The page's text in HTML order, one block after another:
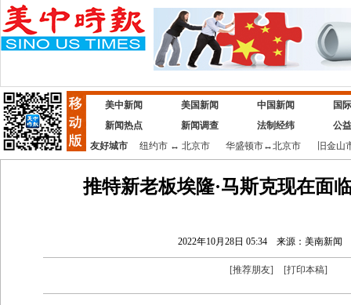
美中新闻 美国新闻 中国新闻
国
新闻热点
新闻调查 法制经纬
公
友好城市
纽约市↔ 北京市 华盛顿市↔北京市 旧金山
推特新老板埃隆·马斯克现在面
2022年10月28日 05:34 来源：美南新闻
[推荐朋友] [打印本稿]